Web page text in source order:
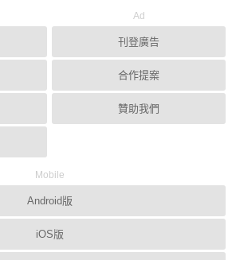
Ad
刊登廣告
合作提案
贊助我們
Mobile
Android版
iOS版